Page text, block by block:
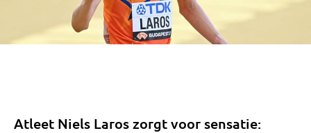
Atleet Niels Laros zorgt voor sensatie: